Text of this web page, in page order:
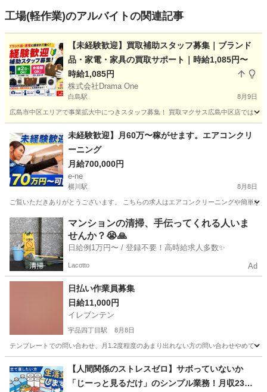
工場(軽作業)のアルバイトの関連記事
【未経験歓迎】買取補助スタッフ募集｜ブランド
品・家電・家具の買取サポート｜時給1,085円〜
時給1,085円
株式会社Drama One
白島駅 8月9日
広島市中区エリアで事業拡大中につきスタッフ募集！ 買取マクサス広島中区店では
白島駅 その他 スタッフ
未経験歓迎】月60万〜稼がせます。エアコンクリ
ーニング
月給700,000円
e-ne
横川駅 8月8日
ご覧いただきありがとうございます。 こちらの求人はエアコンクリーニングや簡単
広島 広島市 横川駅 清掃 60万
マンションの清掃、手伝ってくれる人いま
せんか？😭🙏
日給例1万円〜 / 登録不要！高時給求人多数✨
Lacotto Ad
日払い作業員募集
日給11,000円
イレブンテン
宇品四丁目駅 8月8日
テンプレートでの問い合わせ、月1.2度程度のあまり出れない方の問い合わせやめて
宇品四丁目駅 その他 単発
【人間関係のストレスゼロ】サボっていないか
「じーっと見るだけ」のシンプル業務！月収23万